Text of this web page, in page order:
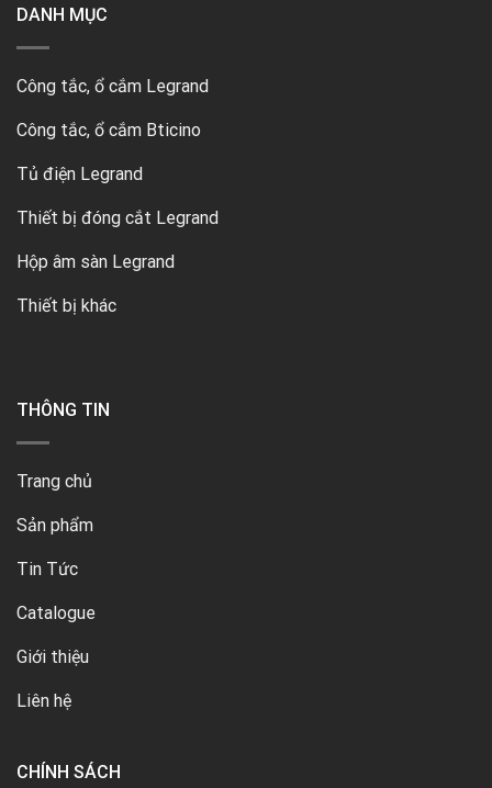
DANH MỤC
Công tắc, ổ cắm Legrand
Công tắc, ổ cắm Bticino
Tủ điện Legrand
Thiết bị đóng cắt Legrand
Hộp âm sàn Legrand
Thiết bị khác
THÔNG TIN
Trang chủ
Sản phẩm
Tin Tức
Catalogue
Giới thiệu
Liên hệ
CHÍNH SÁCH